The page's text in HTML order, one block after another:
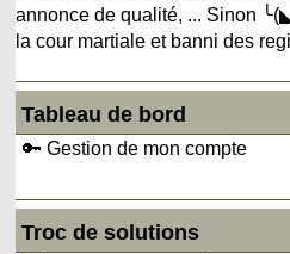
annonce de qualité, ... Sinon
la cour martiale et banni des
Tableau de bord
🔑 Gestion de mon compte
Troc de solutions